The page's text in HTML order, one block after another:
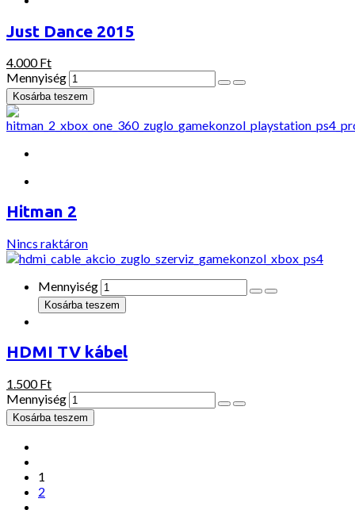
Just Dance 2015
4.000 Ft
Mennyiség
Hitman 2
Nincs raktáron
Mennyiség
HDMI TV kábel
1.500 Ft
Mennyiség
1
2